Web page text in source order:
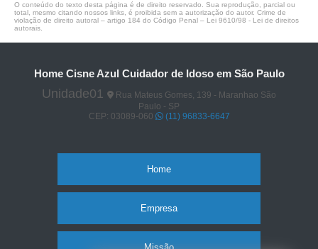
O conteúdo do texto desta página é de direito reservado. Sua reprodução, parcial ou
total, mesmo citando nossos links, é proibida sem a autorização do autor. Crime de
violação de direito autoral – artigo 184 do Código Penal – Lei 9610/98 - Lei de direitos
autorais
Home Cisne Azul Cuidador de Idoso em São Paulo
Unidade01
Rua Mateus Gomes, 139 - Maranhao São
Paulo - SP
CEP: 03089-060
(11) 96833-6647
Home
Empresa